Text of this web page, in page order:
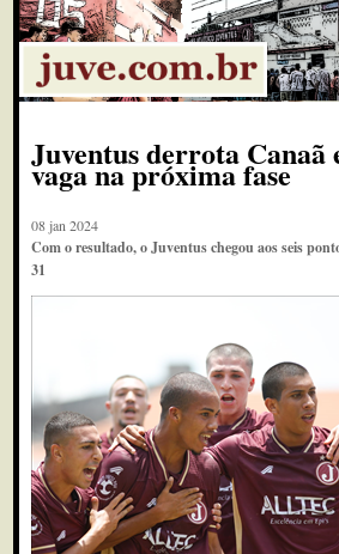
Juventus derrota Canaã
vaga na próxima fase
08 jan 2024
Com o resultado, o Juventus chegou aos seis
31